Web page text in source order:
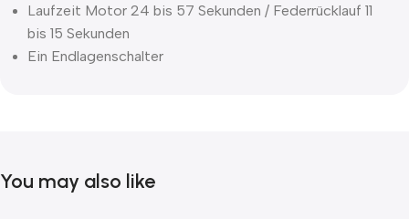
Laufzeit Motor 24 bis 57 Sekunden / Federrücklauf 11
bis 15 Sekunden
Ein Endlagenschalter
You may also like